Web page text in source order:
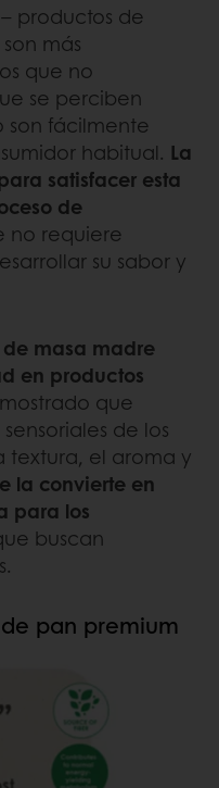
productos de
más
que no
se perciben
son fácilmente
habitual. La
satisfacer esta
de
no requiere
su sabor y
masa madre
en productos
que
de los
textura, el aroma y
la convierte en
para los
buscan
pan premium